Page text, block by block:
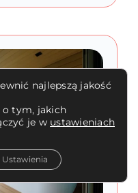
najlepszą jakość
o tym, jakich
je w ustawieniach
Ustawienia